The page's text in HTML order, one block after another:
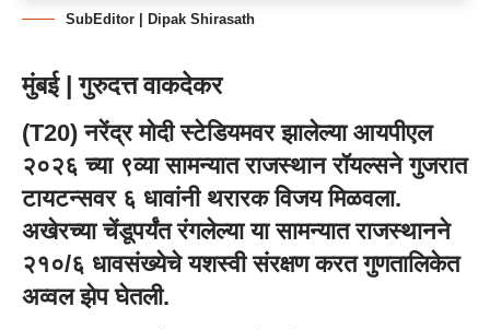
SubEditor | Dipak Shirasath
मुंबई | गुरुदत्त वाकदेकर
(T20) नरेंद्र मोदी स्टेडियमवर झालेल्या आयपीएल
२०२६ च्या ९व्या सामन्यात राजस्थान रॉयल्सने गुजरात
टायटन्सवर ६ धावांनी थरारक विजय मिळवला.
अखेरच्या चेंडूपर्यंत रंगलेल्या या सामन्यात राजस्थानने
२१०/६ धावसंख्येचे यशस्वी संरक्षण करत गुणतालिकेत
अव्वल झेप घेतली.